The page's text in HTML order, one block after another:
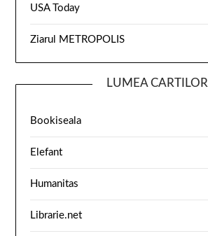
USA Today
Ziarul METROPOLIS
LUMEA CARTILOR
Bookiseala
Elefant
Humanitas
Librarie.net